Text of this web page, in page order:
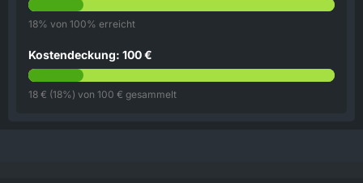
18% von 100% erreicht
Kostendeckung: 100 €
18 € (18%) von 100 € gesammelt